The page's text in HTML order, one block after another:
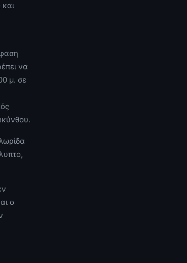
να
μ. σε
ο